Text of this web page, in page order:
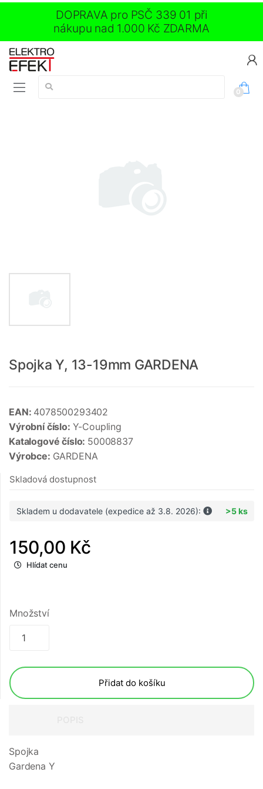
DOPRAVA pro PSČ 339 01 při
nákupu nad 1.000 Kč ZDARMA
Vyhledávání:
0
Spojka Y, 13-19mm GARDENA
EAN: 4078500293402
Výrobní číslo: Y-Coupling
Katalogové číslo: 50008837
Výrobce: GARDENA
Skladová dostupnost
Skladem u dodavatele (expedice až 3.8. 2026): >5 ks
150,00 Kč
Hlídat cenu
Množství
Přidat do košíku
Spojka
Gardena Y